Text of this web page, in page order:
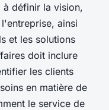
définir la vision,
ainsi
et les solutions
doit inclure
les clients
en matière de
le service de